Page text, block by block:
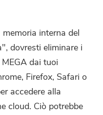
interna del
dovresti eliminare i
dai tuoi
Firefox, Safari o
accedere alla
cloud. Ciò potrebbe